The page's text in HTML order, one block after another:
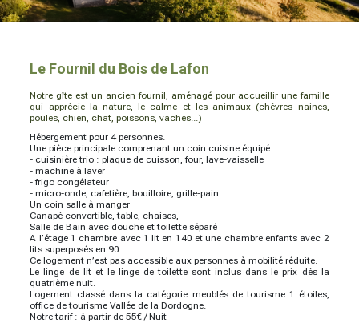
Le Fournil du Bois de Lafon
Notre gîte est un ancien fournil, aménagé pour accueillir une famille
qui apprécie la nature, le calme et les animaux (chèvres naines,
poules, chien, chat, poissons, vaches...)
Hébergement pour 4 personnes.
Une pièce principale comprenant un coin cuisine équipé
- cuisinière trio : plaque de cuisson, four, lave-vaisselle
- machine à laver
- frigo congélateur
- micro-onde, cafetière, bouilloire, grille-pain
Un coin salle à manger
Canapé convertible, table, chaises,
Salle de Bain avec douche et toilette séparé
A l’étage 1 chambre avec 1 lit en 140 et une chambre enfants avec 2
lits superposés en 90.
Ce logement n’est pas accessible aux personnes à mobilité réduite.
Le linge de lit et le linge de toilette sont inclus dans le prix dès la
quatrième nuit.
Logement classé dans la catégorie meublés de tourisme 1 étoiles,
office de tourisme Vallée de la Dordogne.
Notre tarif : à partir de 55€ / Nuit